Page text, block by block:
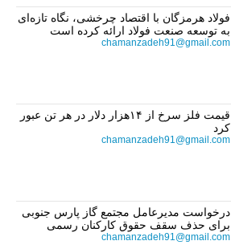
فولاد هرمزگان با اقتصاد چرخشی، نگاه تازه‌ای
به توسعه صنعت فولاد ارائه کرده است
chamanzadeh91@gmail.com
قیمت فلز سرخ از ۱۴هزار دلار در هر تن عبور
کرد
chamanzadeh91@gmail.com
درخواست مدیرعامل مجتمع گاز پارس جنوبی
برای حذف سقف حقوق کارکنان رسمی
chamanzadeh91@gmail.com